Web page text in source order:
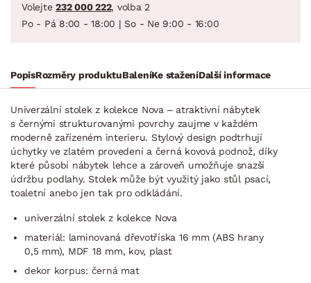
Volejte 232 000 222, volba 2
Po - Pá 8:00 - 18:00 | So - Ne 9:00 - 16:00
PopisRozměry produktuBaleníKe staženíDalší informace
Univerzální stolek z kolekce Nova – atraktivní nábytek
s černými strukturovanými povrchy zaujme v každém
moderně zařízeném interieru. Stylový design podtrhují
úchytky ve zlatém provedení a černá kovová podnož, díky
které působí nábytek lehce a zároveň umožňuje snazší
údržbu podlahy. Stolek může být využitý jako stůl psací,
toaletní anebo jen tak pro odkládání.
univerzální stolek z kolekce Nova
materiál: laminovaná dřevotříska 16 mm (ABS hrany
0,5 mm), MDF 18 mm, kov, plast
dekor korpus: černá mat